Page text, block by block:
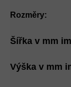
Rozměry:
Šířka v mm
Výška v mm